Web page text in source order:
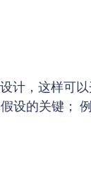
计，这样可以
设的关键；